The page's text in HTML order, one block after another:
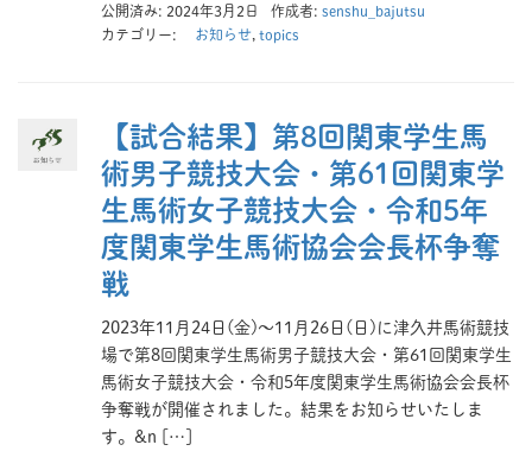
公開済み: 2024年3月2日 作成者: senshu_bajutsu
カテゴリー:
お知らせ topics
【試合結果】第8回関東学生馬
術男子競技大会・第61回関東学
生馬術女子競技大会・令和5年
度関東学生馬術協会会長杯争奪
戦
2023年11月24日(金)〜11月26日(日)に津久井馬術競技
場で第8回関東学生馬術男子競技大会・第61回関東学生
馬術女子競技大会・令和5年度関東学生馬術協会会長杯
争奪戦が開催されました。結果をお知らせいたしま
す。&n […]